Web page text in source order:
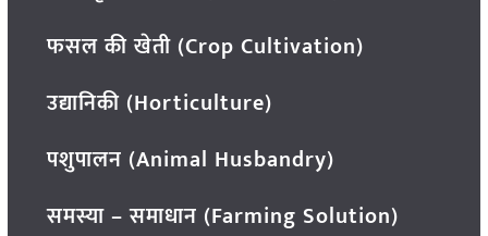
फसल की खेती (Crop Cultivation)
उद्यानिकी (Horticulture)
पशुपालन (Animal Husbandry)
समस्या – समाधान (Farming Solution)